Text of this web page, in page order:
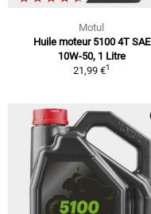
Motul
Huile moteur 5100 4T SAE
10W-50, 1 Litre
21,99 €1